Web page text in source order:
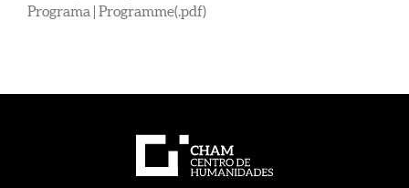
Programa | Programme(.pdf)